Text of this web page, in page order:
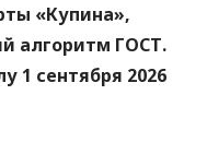
«Купина»,
алгоритм ГОСТ.
1 сентября 2026